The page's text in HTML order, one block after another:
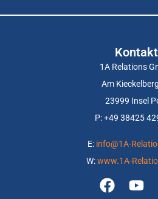
Kontakt
1A Relations
Am
23999 Insel
P: +49 38425
E: info@1A-
W:www.1A-